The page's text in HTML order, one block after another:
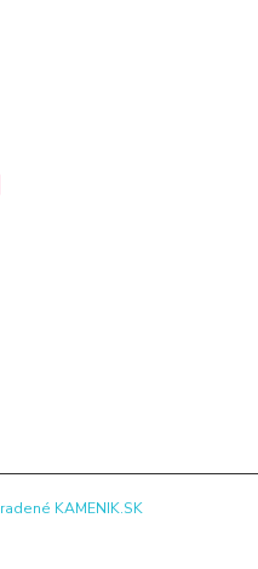
KAMENIK.SK